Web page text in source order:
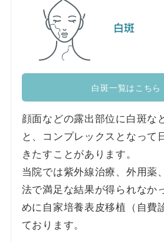
白斑
白斑一覧はこちら
顔面などの露出部位に白斑な
と、コンプレックスとなって
きたすことがあります。
当院では紫外線治療、外用薬
法で満足な結果が得られなか
めに自家培養表皮移植（自費
ております。